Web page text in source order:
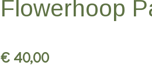
Flowerhoop
€ 40,00